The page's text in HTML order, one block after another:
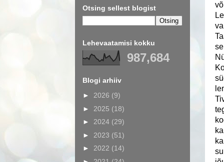
Otsing sellest blogist
Lehevaatamisi kokku
987,684
Blogi arhiiv
► 2026 (9)
► 2025 (18)
► 2024 (29)
► 2023 (51)
► 2022 (14)